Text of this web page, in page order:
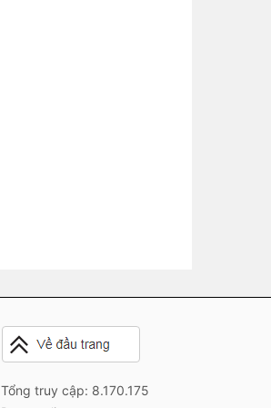
Tổng truy cập: 8.170.175